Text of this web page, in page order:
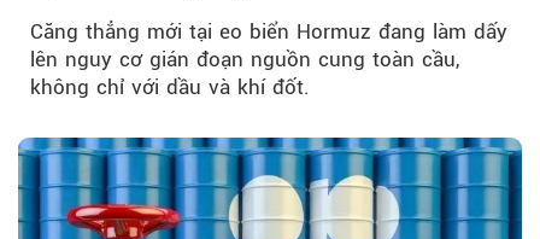
Căng thẳng mới tại eo biển Hormuz đang làm dấy
lên nguy cơ gián đoạn nguồn cung toàn cầu,
không chỉ với dầu và khí đốt.